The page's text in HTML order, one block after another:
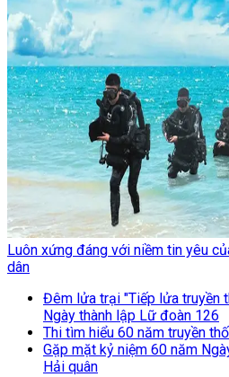
Luôn xứng đáng với niềm tin yêu
dân
Đêm lửa trại "Tiếp lửa truyền
Ngày thành lập Lữ đoàn 126
Thi tìm hiểu 60 năm truyền
Gặp mặt kỷ niệm 60 năm
Hải quân